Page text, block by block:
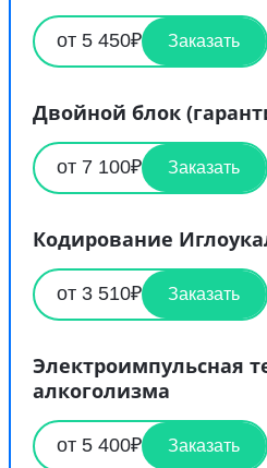
от 5 450₽ Заказать
Двойной блок
от 7 100₽ Заказать
Кодирование
от 3 510₽ Заказать
Электроимпульсная
алкоголизма
от 5 400₽ Заказать